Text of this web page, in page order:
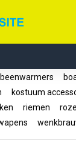
beenwarmers
kostuum
riemen